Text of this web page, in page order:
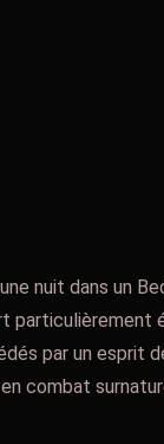
nuit dans un
particulièrement
par un esprit
combat